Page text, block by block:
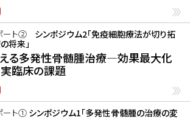
ート②
シンポジウム2「免疫細胞療法が切り拓
将来」
る多発性骨髄腫治療―効果最大化
臨床の課題
ート① シンポジウム1「多発性骨髄腫の治療の変